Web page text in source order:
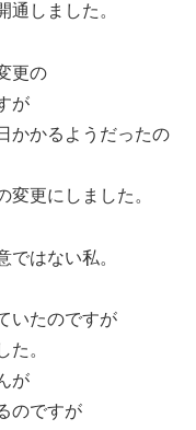
通しました。
更の
が
かかるようだったの
更にしました。
ではない私。
いたのですが
た。
が
のですが